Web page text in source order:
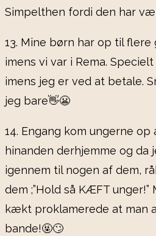
Simpelthen fordi den har
13. Mine børn har op til
imens vi var i Rema.
imens jeg er ved at betale.
jeg bare👋😬
14. Engang kom ungerne
hinanden derhjemme og da
igennem til nogen af dem,
dem ;”Hold så KÆFT
kækt proklamerede at man
bande!🤬🙄